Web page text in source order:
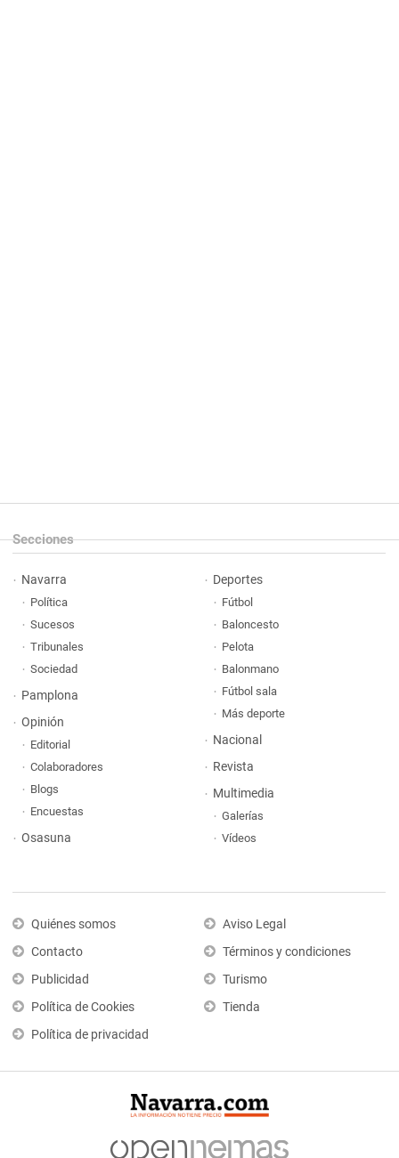
Secciones
Navarra
Política
Sucesos
Tribunales
Sociedad
Pamplona
Opinión
Editorial
Colaboradores
Blogs
Encuestas
Osasuna
Deportes
Fútbol
Baloncesto
Pelota
Balonmano
Fútbol sala
Más deporte
Nacional
Revista
Multimedia
Galerías
Vídeos
Quiénes somos
Contacto
Publicidad
Política de Cookies
Política de privacidad
Aviso Legal
Términos y condiciones
Turismo
Tienda